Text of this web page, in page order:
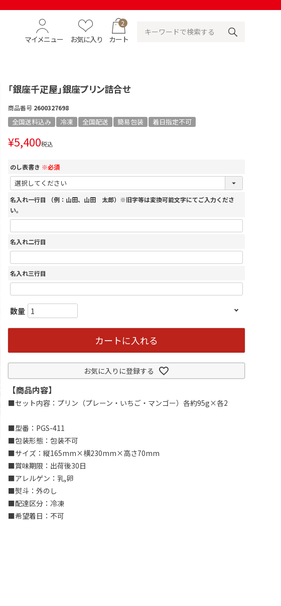
マイメニュー お気に入り
2
カート
「銀座千疋屋」銀座プリン詰合せ
商品番号 2600327698
全国送料込み 冷凍 全国配送 簡易包装 着日指定不可
¥5,400税込
のし表書き ※必須
名入れ一行目 （例：山田、山田 太郎）※旧字等は変換可能文字にてご入力くださ
い。
名入れ二行目
名入れ三行目
カートに入れる
お気に入りに登録する
【商品内容】
■セット内容：プリン（プレーン・いちご・マンゴー）各約95g×各2
■型番：PGS-411
■包装形態：包装不可
■サイズ：縦165mm×横230mm×高さ70mm
■賞味期限：出荷後30日
■アレルゲン：乳,卵
■熨斗：外のし
■配達区分：冷凍
■希望着日：不可